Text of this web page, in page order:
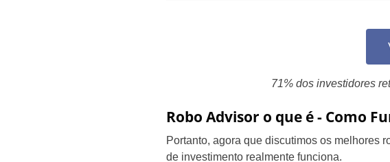
71% dos investidores
Robo Advisor o que é - Como
Portanto, agora que discutimos os melhores
de investimento realmente funciona.